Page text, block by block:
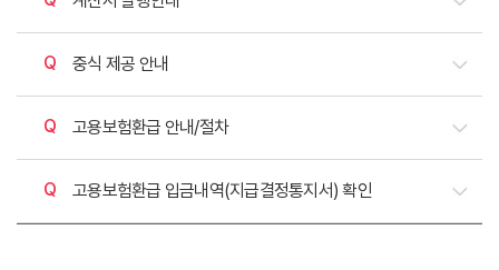
질문
중식 제공 안내
질문
고용보험환급 안내/절차
질문
고용보험환급 입금내역(지급결정통지서) 확인